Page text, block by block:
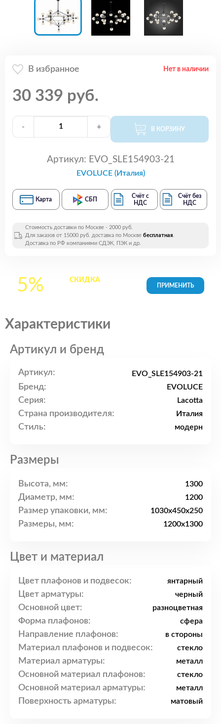
В избранное Нет в наличии
30 339 руб.
- + В КОРЗИНУ
Артикул: EVO_SLE154903-21
EVOLUCE (Италия)
Карта СБП
Счёт с
НДС
Счёт без
НДС
Стоимость доставки по Москве - 2000 руб.
Для заказов от 15000 руб. доставка по Москве бесплатная.
Доставка по РФ компаниями СДЭК, ПЭК и др.
5% СКИДКАна все
Характеристики
Артикул и бренд
Артикул: EVO_SLE154903-21
Бренд: EVOLUCE
Серия: Lacotta
Страна производителя: Италия
Стиль: модерн
Размеры
Высота, мм: 1300
Диаметр, мм: 1200
Размер упаковки, мм: 1030x450x250
Размеры, мм: 1200x1300
Цвет и материал
Цвет плафонов и подвесок: янтарный
Цвет арматуры: черный
Основной цвет: разноцветная
Форма плафонов: сфера
Направление плафонов: в стороны
Материал плафонов и подвесок: стекло
Материал арматуры: металл
Основной материал плафонов: стекло
Основной материал арматуры: металл
Поверхность арматуры: матовый